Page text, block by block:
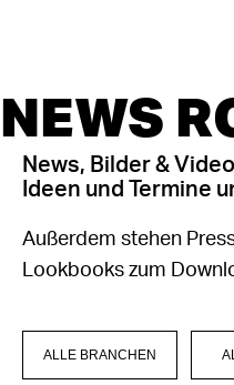
NEWS
News, Bilder &
Ideen und Termine
Außerdem stehen
Lookbooks zum
ALLE BRANCHEN